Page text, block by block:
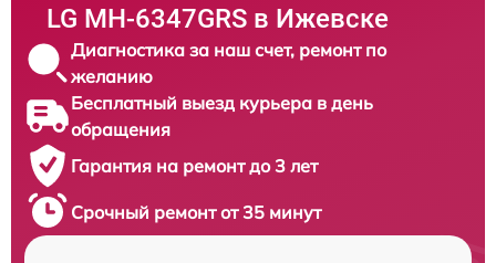
LG MH-6347GRS в Ижевске
Диагностика за наш счет, ремонт по
желанию
Бесплатный выезд курьера в день
обращения
Гарантия на ремонт до 3 лет
Срочный ремонт от 35 минут